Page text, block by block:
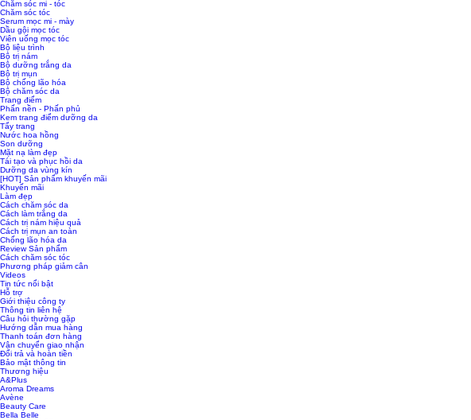
Chăm sóc mi - tóc
Chăm sóc tóc
Serum mọc mi - mày
Dầu gội mọc tóc
Viên uống mọc tóc
Bộ liệu trình
Bộ trị nám
Bộ dưỡng trắng da
Bộ trị mụn
Bộ chống lão hóa
Bộ chăm sóc da
Trang điểm
Phấn nền - Phấn phủ
Kem trang điểm dưỡng da
Tẩy trang
Nước hoa hồng
Son dưỡng
Mặt nạ làm đẹp
Tái tạo và phục hồi da
Dưỡng da vùng kín
[HOT] Sản phẩm khuyến mãi
Khuyến mãi
Làm đẹp
Cách chăm sóc da
Cách làm trắng da
Cách trị nám hiệu quả
Cách trị mụn an toàn
Chống lão hóa da
Review Sản phẩm
Cách chăm sóc tóc
Phương pháp giảm cân
Videos
Tin tức nổi bật
Hỗ trợ
Giới thiệu công ty
Thông tin liên hệ
Câu hỏi thường gặp
Hướng dẫn mua hàng
Thanh toán đơn hàng
Vận chuyển giao nhận
Đổi trả và hoàn tiền
Bảo mật thông tin
Thương hiệu
A&Plus
Aroma Dreams
Avène
Beauty Care
Bella Belle